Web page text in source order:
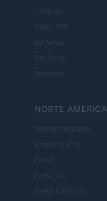
Think.es
Viajar 365
ES Newz
Pet Story
Encocina
NORTE AMERICA
Womanmagazine
Investing Plus
Newz
Newz US
Newz California